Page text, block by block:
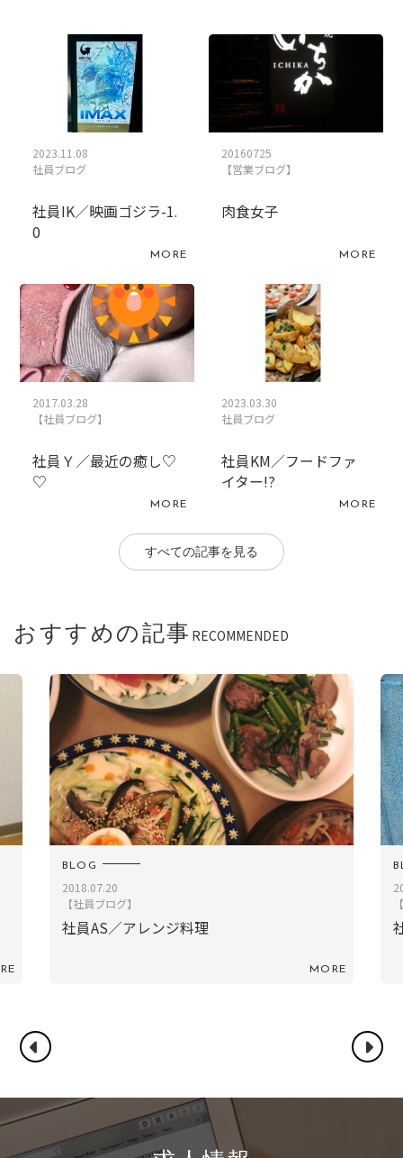
2023.11.08
社員ブログ
社員IK／映画ゴジラ-1.
0
MORE
20160725
【営業ブログ】
肉食女子
MORE
2017.03.28
【社員ブログ】
社員Ｙ／最近の癒し♡
♡
MORE
2023.03.30
社員ブログ
社員KM／フードファ
イター!?
MORE
すべての記事を見る
おすすめの記事 RECOMMENDED
社員T／最近徒然に思うこと